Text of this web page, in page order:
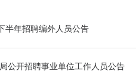
半年招聘编外人员公告
公开招聘事业单位工作人员公告